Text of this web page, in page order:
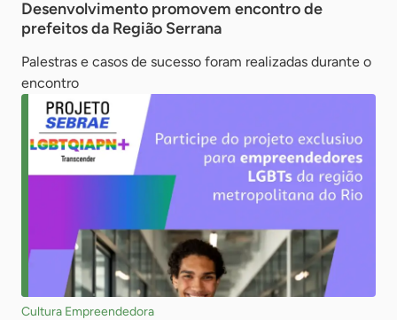
Desenvolvimento promovem encontro de
prefeitos da Região Serrana
Palestras e casos de sucesso foram realizadas durante o
encontro
Cultura Empreendedora